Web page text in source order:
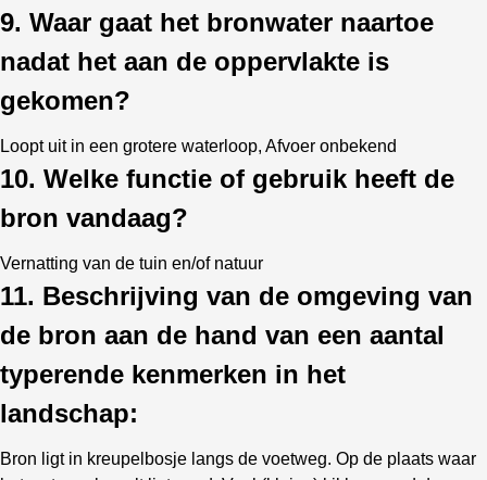
9. Waar gaat het bronwater naartoe
nadat het aan de oppervlakte is
gekomen?
Loopt uit in een grotere waterloop, Afvoer onbekend
10. Welke functie of gebruik heeft de
bron vandaag?
Vernatting van de tuin en/of natuur
11. Beschrijving van de omgeving van
de bron aan de hand van een aantal
typerende kenmerken in het
landschap:
Bron ligt in kreupelbosje langs de voetweg. Op de plaats waar